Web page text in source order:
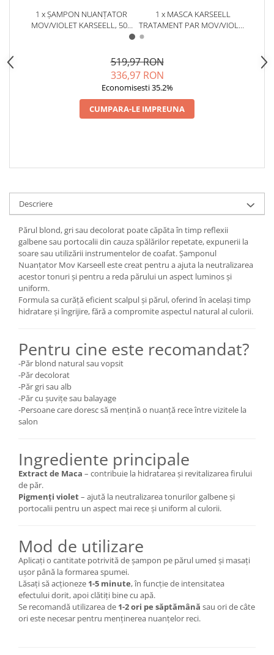
Chlorella
Electroliti
1 x ȘAMPON NUANȚATOR
MOV/VIOLET KARSEELL, 500
PORTOCALII, HIDRATEAZĂ ȘI
REVITALIZEAZĂ PĂRUL
BLOND, GRI SAU DECOLORAT
1 x MASCA KARSEELL
TRATAMENT PAR MOV/VIOLET
( NEUTRALIZEAZA TONURILE
HIDRATEAZA SI REPARA
PARUL BLOND, DECOLORAT
SAU GRI) * 500ML
519,97 RON
336,97 RON
Economisesti 35.2%
CUMPARA-LE IMPREUNA
Descriere
Părul blond, gri sau decolorat poate căpăta în timp reflexii
galbene sau portocalii din cauza spălărilor repetate, expunerii la
soare sau utilizării instrumentelor de coafat. Șamponul
Nuanțator Mov Karseell este creat pentru a ajuta la neutralizarea
acestor tonuri și pentru a reda părului un aspect luminos și
uniform.
Formula sa curăță eficient scalpul și părul, oferind în același timp
hidratare și îngrijire, fără a compromite aspectul natural al culorii.
Pentru cine este recomandat?
-Păr blond natural sau vopsit
-Păr decolorat
-Păr gri sau alb
-Păr cu șuvițe sau balayage
-Persoane care doresc să mențină o nuanță rece între vizitele la
salon
Ingrediente principale
Extract de Maca – contribuie la hidratarea și revitalizarea firului
de păr.
Pigmenți violet– ajută la neutralizarea tonurilor galbene și
portocalii pentru un aspect mai rece și uniform al culorii.
Mod de utilizare
Aplicați o cantitate potrivită de șampon pe părul umed și masați
ușor până la formarea spumei.
Lăsați să acționeze 1-5 minute, în funcție de intensitatea
efectului dorit, apoi clătiți bine cu apă.
Se recomandă utilizarea de 1-2 ori pe săptămână sau ori de câte
ori este necesar pentru menținerea nuanțelor reci.